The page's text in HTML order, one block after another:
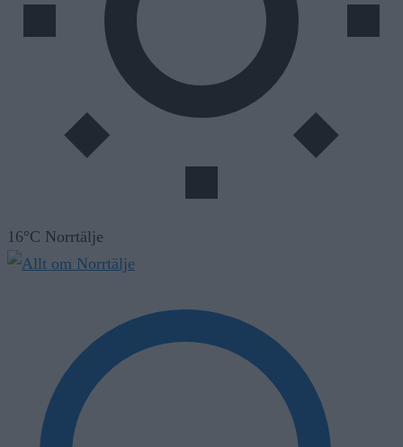
16°C Norrtälje